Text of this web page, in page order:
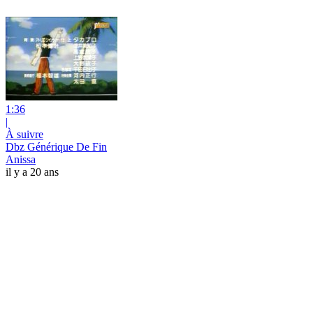
1:36
|
À suivre
Dbz Générique De Fin
Anissa
il y a 20 ans